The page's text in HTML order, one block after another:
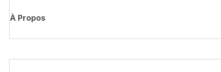
À Propos